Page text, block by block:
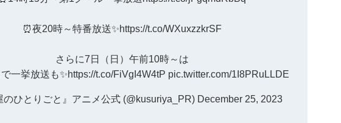
⏰夜20時～特番放送✨https://t.co/WXuxzzkrSF
さらに7日（日）午前10時～は
一挙放送も✨https://t.co/FiVgI4W4tP pic.twitter.com/1I8PRuLLDE
ひとりごと』アニメ公式 (@kusuriya_PR) December 25, 2023